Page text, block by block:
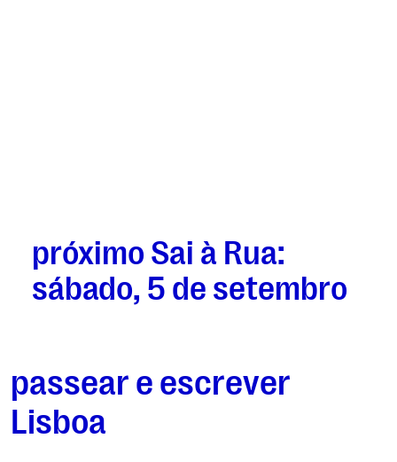
próximo Sai à Rua:
sábado, 5 de setembro
passear e escrever
Lisboa